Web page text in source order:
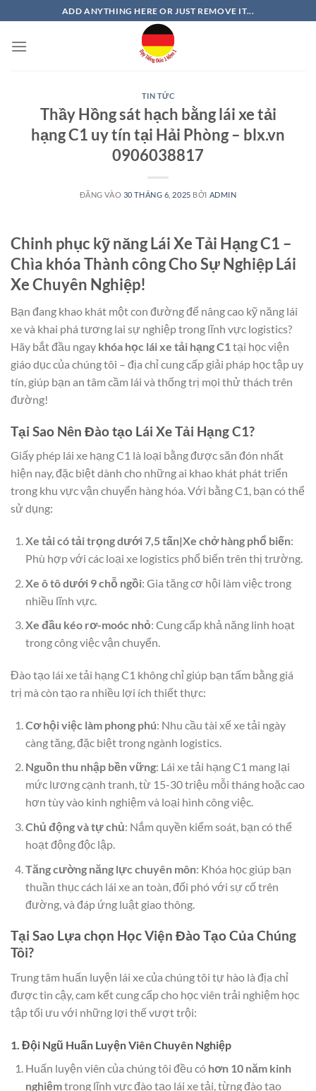
qua
nội
ADD ANYTHING HERE OR JUST REMOVE IT...
TIN TỨC
Thầy Hồng sát hạch bằng lái xe tải
hạng C1 uy tín tại Hải Phòng – blx.vn
0906038817
ĐĂNG VÀO 30 THÁNG 6, 2025 BỞI ADMIN
Chinh phục kỹ năng Lái Xe Tải Hạng C1 –
Chìa khóa Thành công Cho Sự Nghiệp Lái
Xe Chuyên Nghiệp!
Bạn đang khao khát một con đường để nâng cao kỹ năng lái
xe và khai phá tương lai sự nghiệp trong lĩnh vực logistics?
Hãy bắt đầu ngay khóa học lái xe tải hạng C1 tại học viện
giáo dục của chúng tôi – địa chỉ cung cấp giải pháp học tập uy
tín, giúp bạn an tâm cầm lái và thống trị mọi thử thách trên
đường!
Tại Sao Nên Đào tạo Lái Xe Tải Hạng C1?
Giấy phép lái xe hạng C1 là loại bằng được săn đón nhất
hiện nay, đặc biệt dành cho những ai khao khát phát triển
trong khu vực vận chuyển hàng hóa. Với bằng C1, bạn có thể
sử dụng:
Xe tải có tải trọng dưới 7,5 tấn|Xe chở hàng phổ biến:
Phù hợp với các loại xe logistics phổ biến trên thị trường.
Xe ô tô dưới 9 chỗ ngồi: Gia tăng cơ hội làm việc trong
nhiều lĩnh vực.
Xe đầu kéo rơ-moóc nhỏ: Cung cấp khả năng linh hoạt
trong công việc vận chuyển.
Đào tạo lái xe tải hạng C1 không chỉ giúp bạn tấm bằng giá
trị mà còn tạo ra nhiều lợi ích thiết thực:
Cơ hội việc làm phong phú: Nhu cầu tài xế xe tải ngày
càng tăng, đặc biệt trong ngành logistics.
Nguồn thu nhập bền vững: Lái xe tải hạng C1 mang lại
mức lương cạnh tranh, từ 15-30 triệu mỗi tháng hoặc cao
hơn tùy vào kinh nghiệm và loại hình công việc.
Chủ động và tự chủ: Nắm quyền kiểm soát, bạn có thể
hoạt động độc lập.
Tăng cường năng lực chuyên môn: Khóa học giúp bạn
thuần thục cách lái xe an toàn, đối phó với sự cố trên
đường, và đáp ứng luật giao thông.
Tại Sao Lựa chọn Học Viện Đào Tạo Của Chúng
Tôi?
Trung tâm huấn luyện lái xe của chúng tôi tự hào là địa chỉ
được tin cậy, cam kết cung cấp cho học viên trải nghiệm học
tập tối ưu với những lợi thế vượt trội:
1. Đội Ngũ Huấn Luyện Viên Chuyên Nghiệp
Huấn luyện viên của chúng tôi đều có hơn 10 năm kinh
nghiệmtrong lĩnh vực đào tạo lái xe tải, từng đào tạo